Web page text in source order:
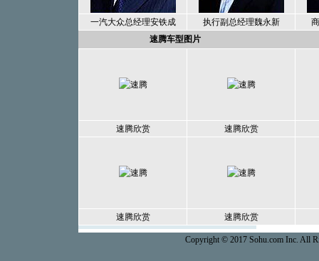
一汽大众总经理安铁成 执行副总经理魏永新
速腾车型图片
速腾欣赏 速腾欣赏
速腾欣赏 速腾欣赏
Copyright © 2017 Sohu.com Inc. All